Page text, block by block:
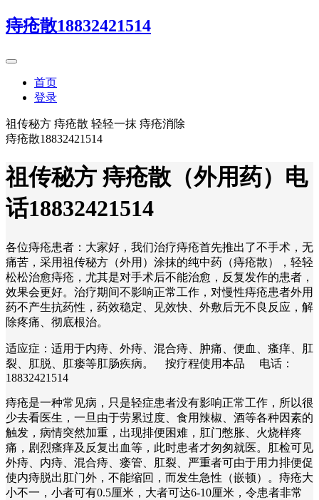
痔疮散18832421514
首页
登录
祖传秘方 痔疮散 轻轻一抹 痔疮消除
痔疮散18832421514
祖传秘方 痔疮散（外用药）电
话18832421514
各位痔疮患者：大家好，我们治疗痔疮首先推出了不手术，无
痛苦，采用祖传秘方（外用）涂抹的纯中药（痔疮散），轻轻
松松治愈痔疮，尤其是对手术后不能治愈，反复发作的患者，
效果会更好。治疗期间不影响正常工作，对慢性痔疮患者外用
药不产生抗药性，药效稳定、见效快、外敷后无不良反应，解
除疼痛、彻底根治。
适应症：适用于内痔、外痔、混合痔、肿痛、便血、瘙痒、肛
裂、肛脱、肛瘘等肛肠疾病。 按疗程使用本品 电话：
18832421514
痔疮是一种常见病，只是轻症患者没有影响正常工作，所以很
少去看医生，一旦由于劳累过度、食用辣椒、酒等各种因素的
触发，病情突然加重，出现排便困难，肛门憋胀、火烧样疼
痛，剧烈瘙痒及反复出血等，此时患者才匆匆就医。肛检可见
外痔、内痔、混合痔、瘘管、肛裂、严重者可由于用力排便促
使内痔脱出肛门外，不能缩回，而发生急性（嵌顿）。痔疮大
小不一，小者可有0.5厘米，大者可达6-10厘米，令患者非常